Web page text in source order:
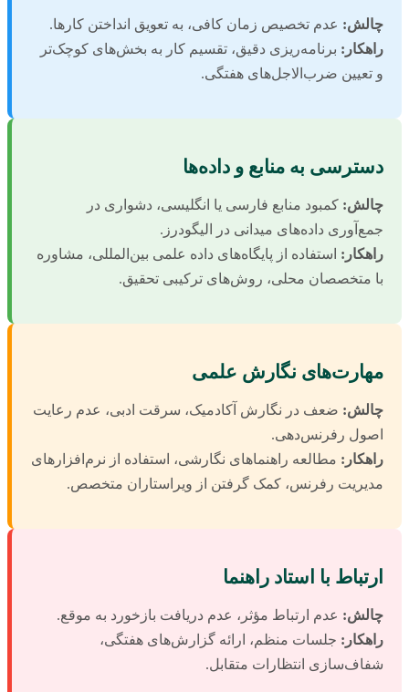
چالش: عدم تخصیص زمان کافی، به تعویق انداختن کارها.
راهکار: برنامه‌ریزی دقیق، تقسیم کار به بخش‌های کوچک‌تر
و تعیین ضرب‌الاجل‌های هفتگی.
دسترسی به منابع و داده‌ها
چالش: کمبود منابع فارسی یا انگلیسی، دشواری در
جمع‌آوری داده‌های میدانی در الیگودرز.
راهکار: استفاده از پایگاه‌های داده علمی بین‌المللی، مشاوره
با متخصصان محلی، روش‌های ترکیبی تحقیق.
مهارت‌های نگارش علمی
چالش: ضعف در نگارش آکادمیک، سرقت ادبی، عدم رعایت
اصول رفرنس‌دهی.
راهکار: مطالعه راهنماهای نگارشی، استفاده از نرم‌افزارهای
مدیریت رفرنس، کمک گرفتن از ویراستاران متخصص.
ارتباط با استاد راهنما
چالش: عدم ارتباط مؤثر، عدم دریافت بازخورد به موقع.
راهکار: جلسات منظم، ارائه گزارش‌های هفتگی،
شفاف‌سازی انتظارات متقابل.